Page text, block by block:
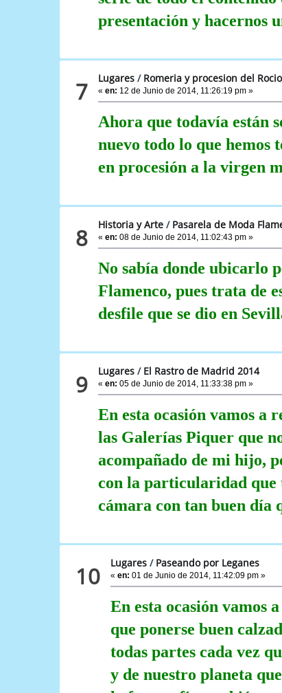
presentación y hacernos
7 Lugares / Romeria y procesion del
«en: 12 de Junio de 2014, 11:26:19 pm »
Ahora que todavía están
nuevo todo lo que hemos
en procesión a la virgen
8 Historia y Arte / Pasarela de Moda
«en: 08 de Junio de 2014, 11:02:43 pm »
No sabía donde ubicarlo
Flamenco, pues trata de
desfile que se dio en
9 Lugares / El Rastro de Madrid 2014
«en: 05 de Junio de 2014, 11:33:38 pm »
En esta ocasión vamos a
las Galerías Piquer que
acompañado de mi hijo,
con la particularidad que
cámara con tan buen día
10 Lugares / Paseando por Leganes
«en: 01 de Junio de 2014, 11:42:09 pm »
En esta ocasión vamos
que ponerse buen
todas partes cada vez
y de nuestro planeta